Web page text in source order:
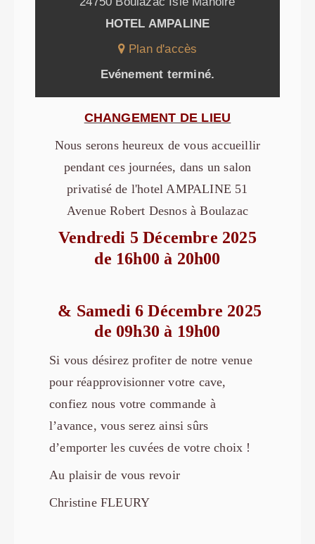
HOTEL AMPALINE
Plan d'accès
Evénement terminé.
CHANGEMENT DE LIEU
Nous serons heureux de vous accueillir
pendant ces journées, dans un salon
privatisé de l'hotel AMPALINE 51
Avenue Robert Desnos à Boulazac
Vendredi 5 Décembre 2025
de 16h00 à 20h00
& Samedi 6 Décembre 2025
de 09h30 à 19h00
Si vous désirez profiter de notre venue
pour réapprovisionner votre cave,
confiez nous votre commande à
l’avance, vous serez ainsi sûrs
d’emporter les cuvées de votre choix !
Au plaisir de vous revoir
Christine FLEURY